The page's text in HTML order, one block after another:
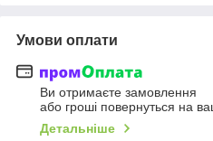
Умови оплати
Ви отримаєте замовлення
або гроші повернуться на
Детальніше